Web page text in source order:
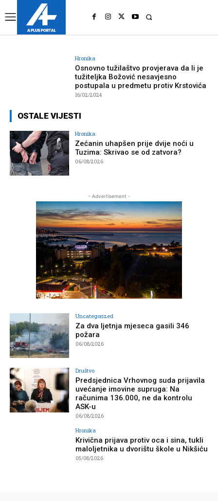
Hronika
Osnovno tužilaštvo provjerava da li je
tužiteljka Božović nesavjesno
postupala u predmetu protiv Krstovića
16/02/2024
OSTALE VIJESTI
Hronika
Zećanin uhapšen prije dvije noći u
Tuzima: Skrivao se od zatvora?
06/08/2026
- Advertisement -
Uncategorized
Za dva ljetnja mjeseca gasili 346
požara
06/08/2026
Društvo
Predsjednica Vrhovnog suda prijavila
uvećanje imovine supruga: Na
računima 136.000, ne da kontrolu
ASK-u
06/08/2026
Hronika
Krivična prijava protiv oca i sina, tukli
maloljetnika u dvorištu škole u Nikšiću
05/08/2026